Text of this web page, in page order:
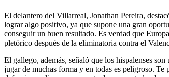
El delantero del Villarreal, Jonathan Pereira,
lograr algo positivo, ya que supone una gran
conseguir un buen resultado. Es verdad que
pletórico después de la eliminatoria contra el
El gallego, además, señaló que los hispalenses
jugar de muchas forma y en todas es peligroso.